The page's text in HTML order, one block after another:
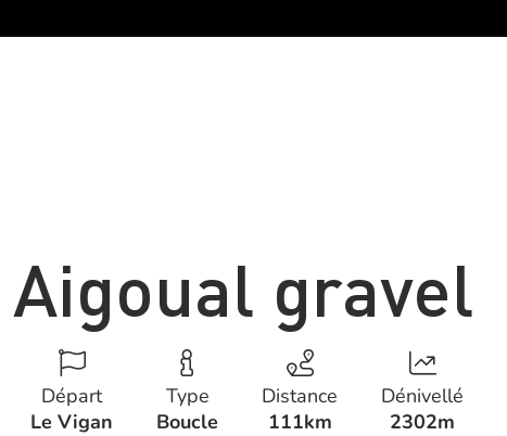
Aigoual gravel
Départ
Le Vigan
Type
Boucle
Distance
111km
Dénivellé
2302m